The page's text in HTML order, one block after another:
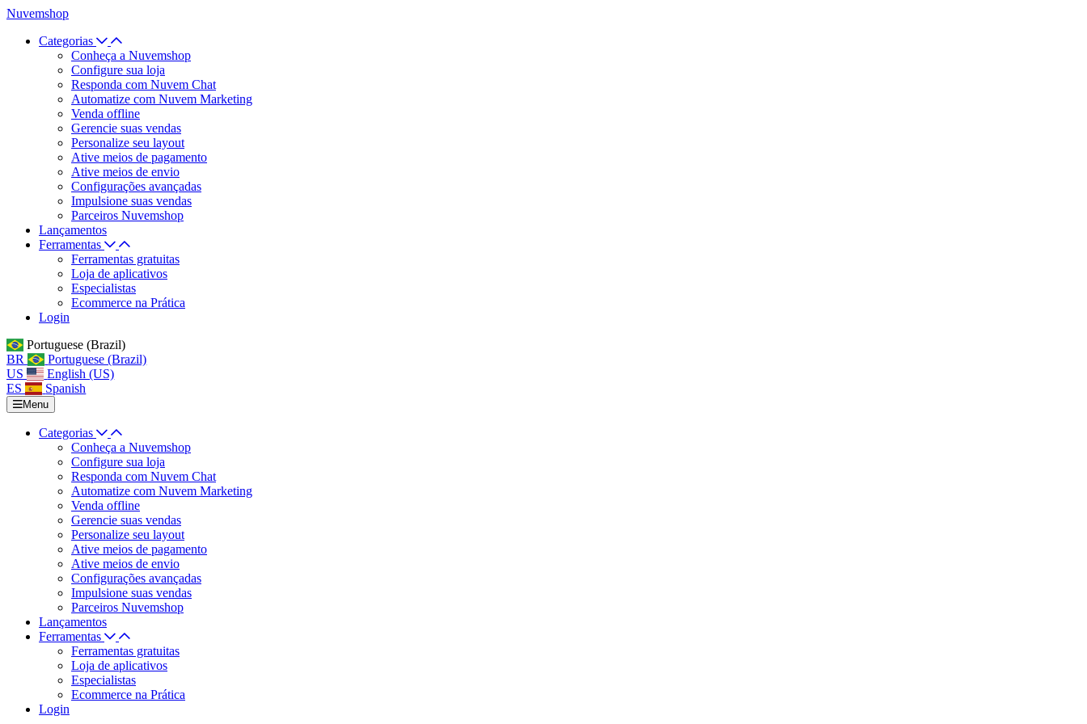
Nuvemshop
Categorias
Conheça a Nuvemshop
Configure sua loja
Responda com Nuvem Chat
Automatize com Nuvem Marketing
Venda offline
Gerencie suas vendas
Personalize seu layout
Ative meios de pagamento
Ative meios de envio
Configurações avançadas
Impulsione suas vendas
Parceiros Nuvemshop
Lançamentos
Ferramentas
Ferramentas gratuitas
Loja de aplicativos
Especialistas
Ecommerce na Prática
Login
Portuguese (Brazil)
BR
Portuguese (Brazil)
US
English (US)
ES
Spanish
Menu
Categorias
Conheça a Nuvemshop
Configure sua loja
Responda com Nuvem Chat
Automatize com Nuvem Marketing
Venda offline
Gerencie suas vendas
Personalize seu layout
Ative meios de pagamento
Ative meios de envio
Configurações avançadas
Impulsione suas vendas
Parceiros Nuvemshop
Lançamentos
Ferramentas
Ferramentas gratuitas
Loja de aplicativos
Especialistas
Ecommerce na Prática
Login